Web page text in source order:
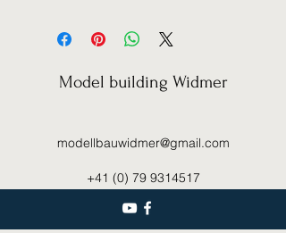
Model building Widmer
modellbauwidmer@gmail.com
+41 (0) 79 9314517